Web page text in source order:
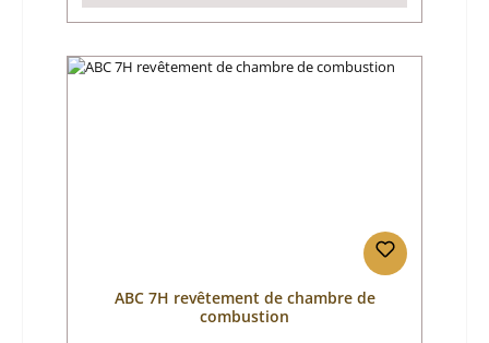
ABC 7H revêtement de chambre de
combustion